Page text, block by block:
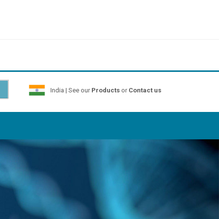
India | See our Productsor Contact us